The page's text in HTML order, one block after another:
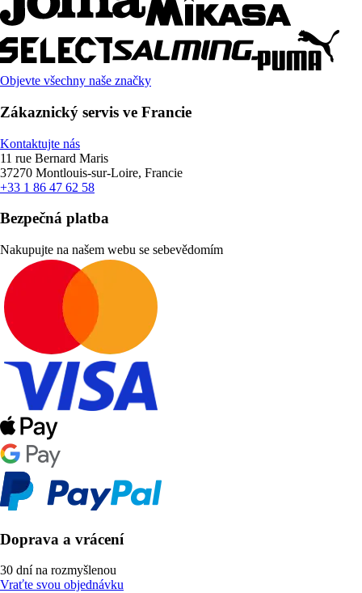
Objevte všechny naše značky
Zákaznický servis ve Francie
Kontaktujte nás
11 rue Bernard Maris
37270 Montlouis-sur-Loire, Francie
+33 1 86 47 62 58
Bezpečná platba
Nakupujte na našem webu se sebevědomím
Doprava a vrácení
30 dní na rozmyšlenou
Vraťte svou objednávku